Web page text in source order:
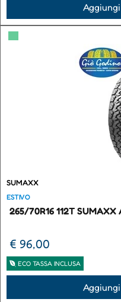
Aggiungi
▀
SUMAXX
ESTIVO
265/70R16 112T
€ 96,00
ECO TASSA INCLUSA
Aggiungi